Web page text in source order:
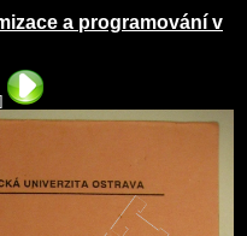
a programování v